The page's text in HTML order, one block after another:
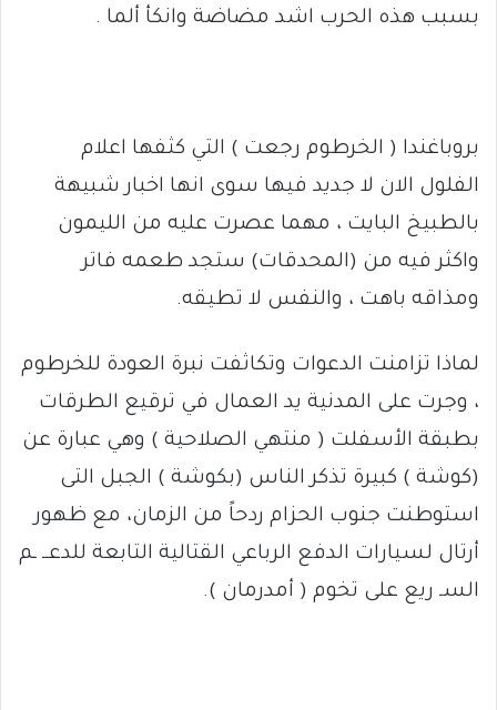
بسبب هذه الحرب اشد مضاضة وانكأ ألما .
بروباغندا ( الخرطوم رجعت ) التي كثفها اعلام
الفلول الان لا جديد فيها سوى انها اخبار شبيهة
بالطبيخ البايت ، مهما عصرت عليه من الليمون
واكثر فيه من (المحدقات) ستجد طعمه فاتر
ومذاقه باهت ، والنفس لا تطيقه.
لماذا تزامنت الدعوات وتكاثفت نبرة العودة للخرطوم
، وجرت على المدنية يد العمال في ترقيع الطرقات
بطبقة الأسفلت ( منتهي الصلاحية ) وهي عبارة عن
(كوشة ) كبيرة تذكر الناس (بكوشة ) الجبل التى
استوطنت جنوب الحزام ردحاً من الزمان، مع ظهور
أرتال لسيارات الدفع الرباعي القتالية التابعة للدعــ ـم
السـ ريع على تخوم ( أمدرمان ).